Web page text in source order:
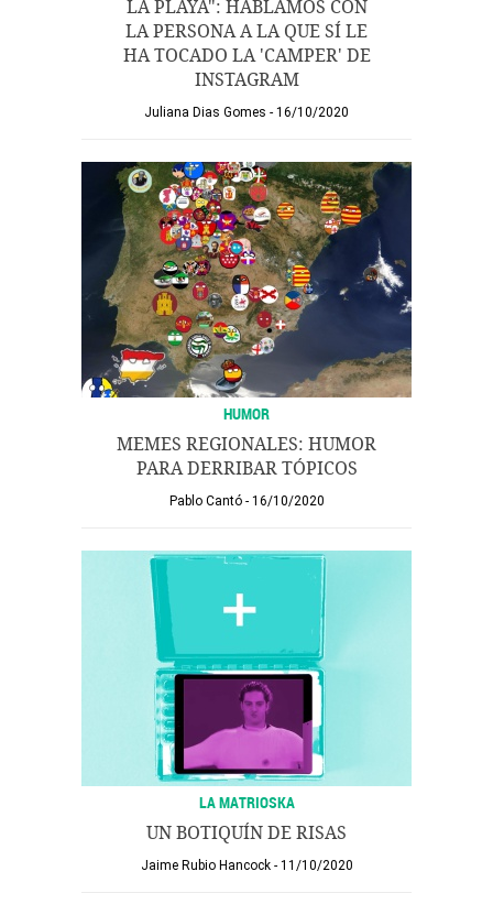
LA PLAYA": HABLAMOS CON
LA PERSONA A LA QUE SÍ LE
HA TOCADO LA 'CAMPER' DE
INSTAGRAM
Juliana Dias Gomes 16/10/2020
HUMOR
MEMES REGIONALES: HUMOR
PARA DERRIBAR TÓPICOS
Pablo Cantó 16/10/2020
LA MATRIOSKA
UN BOTIQUÍN DE RISAS
Jaime Rubio Hancock 11/10/2020